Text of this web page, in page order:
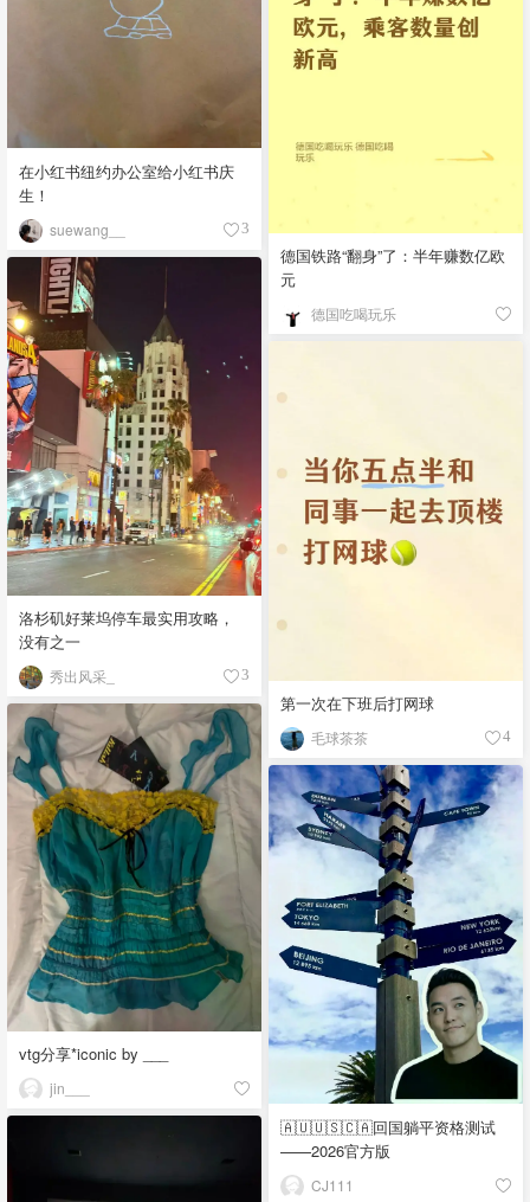
在小红书纽约办公室给小红书庆
生！
suewang__ 3
德国铁路“翻身”了：半年赚数亿欧
元
德国吃喝玩乐
洛杉矶好莱坞停车最实用攻略，
没有之一
秀出风采_ 3
第一次在下班后打网球
毛球茶茶 4
vtg分享*iconic by ___
jin___
🇦🇺🇺🇸🇨🇦回国躺平资格测试
——2026官方版
CJ111